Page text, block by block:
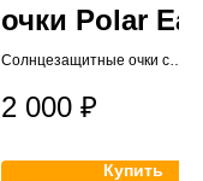
очки Polar
Солнцезащитные очки с
2 000 ₽
Купить